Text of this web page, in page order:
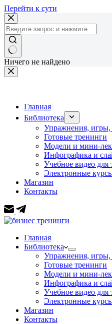
Перейти к сути
Ничего не найдено
Главная
Библиотека
Упражнения, игры,
Готовые тренинги
Модели и мини-
Инфографика и
Учебное видео для
Электронные
Магазин
Контакты
Главная
Библиотека
Упражнения, игры,
Готовые тренинги
Модели и мини-
Инфографика и
Учебное видео для
Электронные
Магазин
Контакты